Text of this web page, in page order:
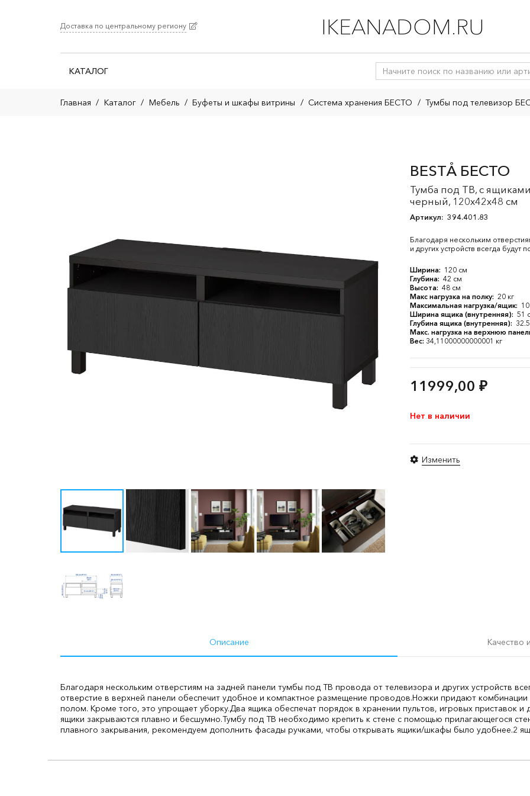
Доставка по центральному региону IKEANADOM.RU
КАТАЛОГ
Главная / Каталог / Мебель / Буфеты и шкафы витрины / Система хранения БЕСТО / Тумбы под телевизор
BESTÅ БЕСТО
Тумба под ТВ, с
черный, 120x42x48 см
Артикул: 394.401.83
Благодаря нескольким
и других устройств всегда будут
Ширина: 120 см
Глубина: 42 см
Высота: 48 см
Макс нагрузка на полку: 20 кг
Максимальная нагрузка/ящик:
Ширина ящика (внутренняя): 51
Глубина ящика (внутренняя):
Макс. нагрузка на верхнюю
Вес: 34,11000000000001 кг
11999,00 ₽
Нет в наличии
Изменить
Описание Качество
Благодаря нескольким отверстиям на задней панели тумбы под ТВ провода от телевизора и других устройств
отверстие в верхней панели обеспечит удобное и компактное размещение проводов.Ножки придают
полом. Кроме того, это упрощает уборку.Два ящика обеспечат порядок в хранении пультов, игровых приставок и
ящики закрываются плавно и бесшумно.Тумбу под ТВ необходимо крепить к стене с помощью прилагающегося
плавного закрывания, рекомендуем дополнить фасады ручками, чтобы открывать ящики/шкафы было удобнее.2